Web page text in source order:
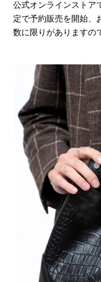
公式オンラインストア
定で予約販売を開始、
数に限りがありますの